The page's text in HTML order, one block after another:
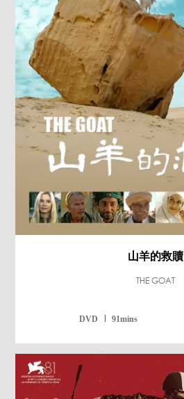
山羊的救贖
THE GOAT
DVD 91mins